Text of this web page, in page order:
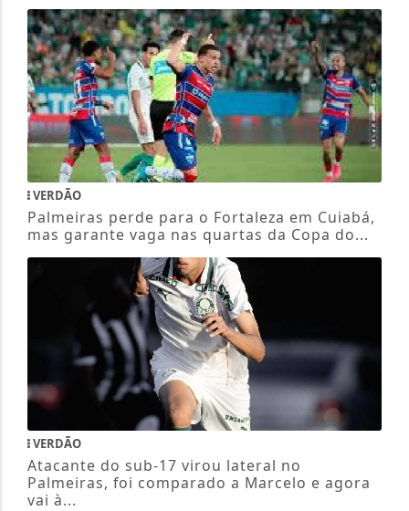
VERDÃO
Palmeiras perde para o Fortaleza em Cuiabá,
mas garante vaga nas quartas da Copa do...
VERDÃO
Atacante do sub-17 virou lateral no
Palmeiras, foi comparado a Marcelo e agora
vai à...